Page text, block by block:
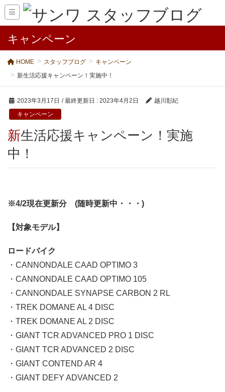
キャンペーン
HOME スタッフブログ
キャンペーン
新生活応援キャンペーン！実施中！
2023年3月17日 / 最終更新日 : 2023年4月2日
越川彰紀
キャンペーン
新生活応援キャンペーン！実施
中！
※4/2現在更新分 (随時更新中・・・)
【対象モデル】
ロードバイク
・CANNONDALE CAAD OPTIMO 3
・CANNONDALE CAAD OPTIMO 105
・CANNONDALE SYNAPSE CARBON 2 RL
・TREK DOMANE AL 4 DISC
・TREK DOMANE AL 2 DISC
・GIANT TCR ADVANCED PRO 1 DISC
・GIANT TCR ADVANCED 2 DISC
・GIANT CONTEND AR 4
・GIANT DEFY ADVANCED 2